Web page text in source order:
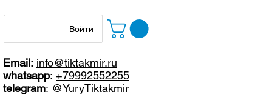
Войти
Email: info@tiktakmir.ru
whatsapp: +79992552255
telegram: @YuryTiktakmir